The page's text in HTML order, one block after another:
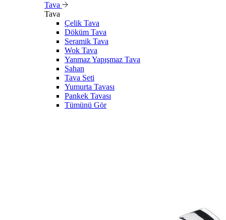
Tava
Tava
Çelik Tava
Döküm Tava
Seramik Tava
Wok Tava
Yanmaz Yapışmaz Tava
Sahan
Tava Seti
Yumurta Tavası
Pankek Tavası
Tümünü Gör